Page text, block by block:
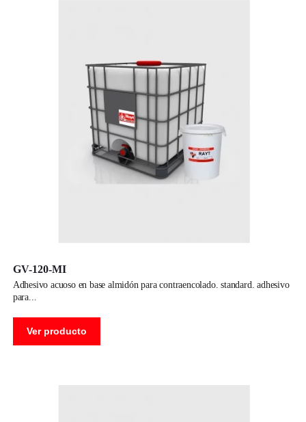
GV-120-MI
adhesivo acuoso en base almidón para contraencolado. standard. adhesivo
para
Ver producto